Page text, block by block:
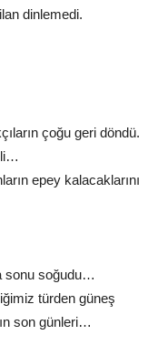
dinlemedi.
çoğu geri döndü.
epey kalacaklarını
sonu soğudu…
türden güneş
son günleri…